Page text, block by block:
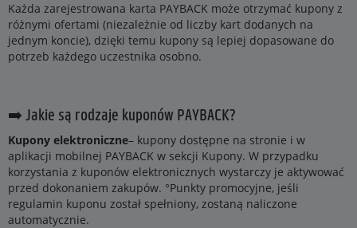
Każda zarejestrowana karta PAYBACK może otrzymać kupony z
różnymi ofertami (niezależnie od liczby kart dodanych na
jednym koncie), dzięki temu kupony są lepiej dopasowane do
potrzeb każdego uczestnika osobno.
➡️ Jakie są rodzaje kuponów PAYBACK?
Kupony elektroniczne– kupony dostępne na stronie i w
aplikacji mobilnej PAYBACK w sekcji Kupony. W przypadku
korzystania z kuponów elektronicznych wystarczy je aktywować
przed dokonaniem zakupów. °Punkty promocyjne, jeśli
regulamin kuponu został spełniony, zostaną naliczone
automatycznie.